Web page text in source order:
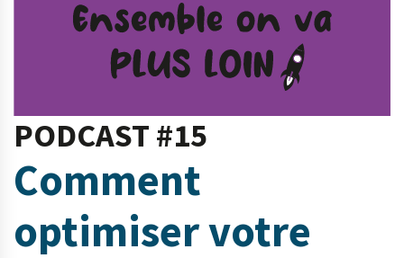
PODCAST #15
Comment
optimiser votre